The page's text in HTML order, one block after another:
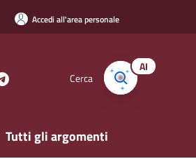
Accedi all'area personale
Cerca
AI
Tutti gli argomenti